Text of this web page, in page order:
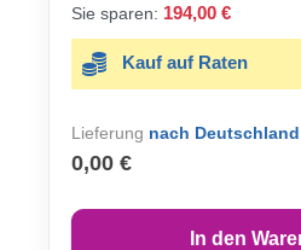
Sie sparen: 194,00 €
Kauf auf Raten
Lieferung nach
0,00 €
In den